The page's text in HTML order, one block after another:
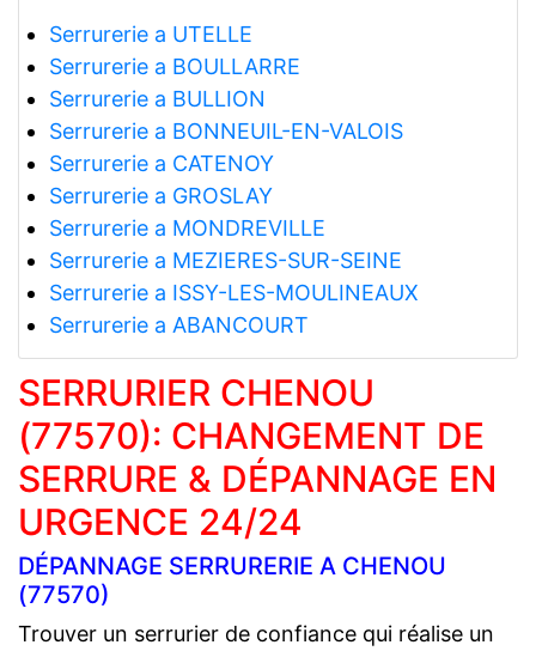
Serrurerie a UTELLE
Serrurerie a BOULLARRE
Serrurerie a BULLION
Serrurerie a BONNEUIL-EN-VALOIS
Serrurerie a CATENOY
Serrurerie a GROSLAY
Serrurerie a MONDREVILLE
Serrurerie a MEZIERES-SUR-SEINE
Serrurerie a ISSY-LES-MOULINEAUX
Serrurerie a ABANCOURT
SERRURIER CHENOU
(77570): CHANGEMENT DE
SERRURE & DÉPANNAGE EN
URGENCE 24/24
DÉPANNAGE SERRURERIE A CHENOU
(77570)
Trouver un serrurier de confiance qui réalise un